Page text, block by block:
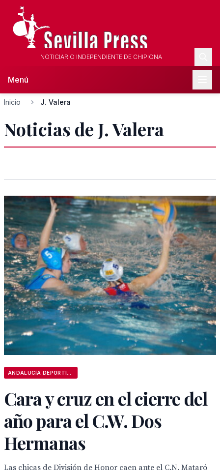
NOTICIARIO INDEPENDIENTE DE CHIPIONA
Menú
Inicio J. Valera
Noticias de J. Valera
Cara y cruz en el cierre del
año para el C.W. Dos
Hermanas
Las chicas de División de Honor caen ante el C.N. Mataró